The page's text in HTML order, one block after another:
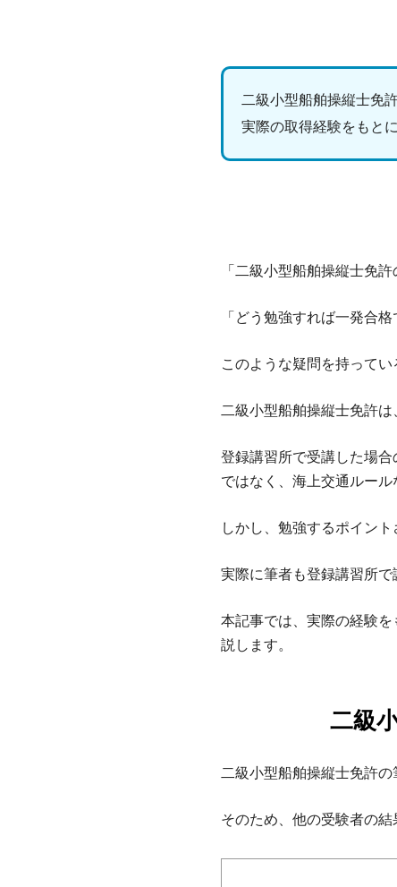
二級小型船舶操縦士免
実際の取得経験をもと
「二級小型船舶操縦士免
「どう勉強すれば一発合格
このような疑問を持ってい
二級小型船舶操縦士免許
登録講習所で受講した場
ではなく、海上交通ルー
しかし、勉強するポイン
実際に筆者も登録講習所
本記事では、実際の経験
説します。
二級
二級小型船舶操縦士免許
そのため、他の受験者の